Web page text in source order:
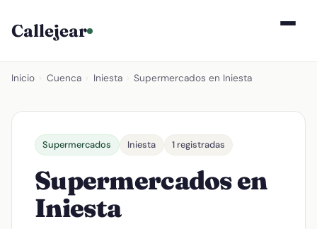
Callejear
Inicio Cuenca Iniesta Supermercados en Iniesta
Supermercados Iniesta 1 registradas
Supermercados en
Iniesta